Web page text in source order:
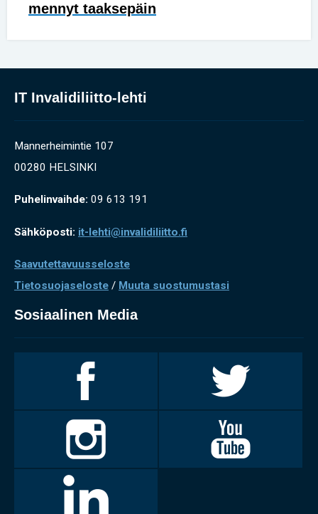
mennyt taaksepäin
IT Invalidiliitto-lehti
Mannerheimintie 107
00280 HELSINKI
Puhelinvaihde: 09 613 191
Sähköposti: it-lehti@invalidiliitto.fi
Saavutettavuusseloste
Tietosuojaseloste / Muuta suostumustasi
Sosiaalinen Media
Facebookissa
Twitterissä
Invalidiliitto
Instagramissa
Youtubessa